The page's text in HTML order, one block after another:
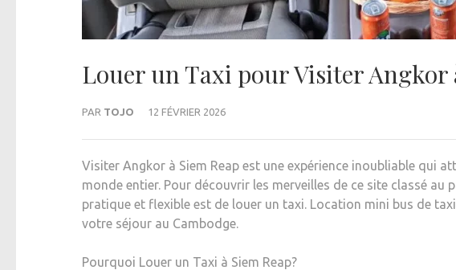
Louer un Taxi pour Visiter Angkor
PAR TOJO 12 FÉVRIER 2026
Visiter Angkor à Siem Reap est une expérience inoubliable qui
monde entier. Pour découvrir les merveilles de ce site classé au
pratique et flexible est de louer un taxi. Location mini bus de
votre séjour au Cambodge.
Pourquoi Louer un Taxi à Siem Reap?